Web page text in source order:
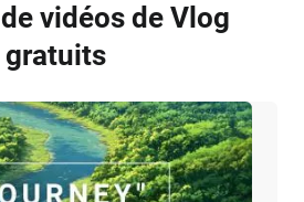
vidéos de Vlog
gratuits